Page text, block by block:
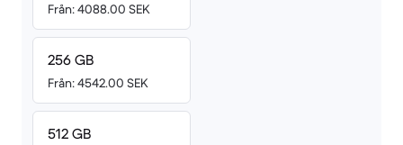
Från: 4088.00 SEK
256 GB
Från: 4542.00 SEK
512 GB